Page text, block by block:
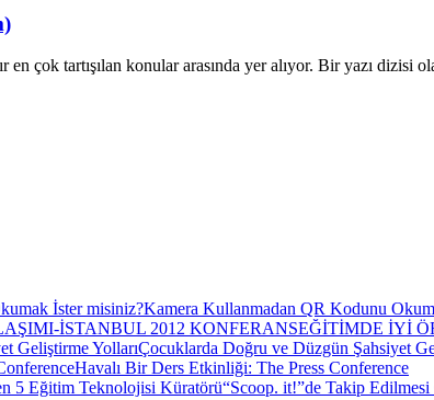
en çok tartışılan konular arasında yer alıyor. Bir yazı dizisi
Kamera Kullanmadan QR Kodunu
EĞİTİMDE İYİ
Çocuklarda Doğru ve Düzgün Şahsiyet
Havalı Bir Ders Etkinliği: The Press Conference
“Scoop. it!”de Takip